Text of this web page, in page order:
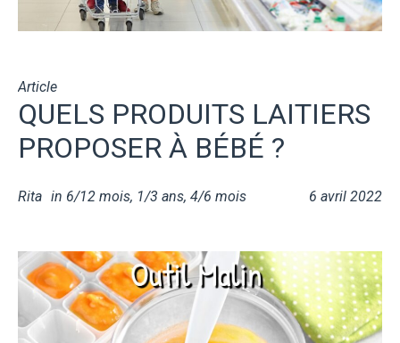
Article
QUELS PRODUITS LAITIERS
PROPOSER À BÉBÉ ?
6 avril 2022
Rita in 6/12 mois, 1/3 ans, 4/6 mois